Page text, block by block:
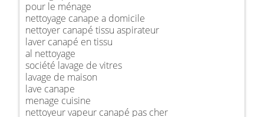
pour le ménage
nettoyage canape a domicile
nettoyer canapé tissu aspirateur
laver canapé en tissu
al nettoyage
société lavage de vitres
lavage de maison
lave canape
menage cuisine
nettoyeur vapeur canapé pas cher